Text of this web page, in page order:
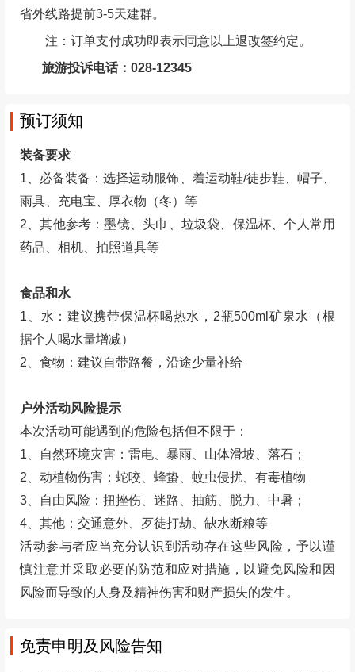
省外线路提前3-5天建群。
注：订单支付成功即表示同意以上退改签约定。
旅游投诉电话：028-12345
预订须知
装备要求
1、必备装备：选择运动服饰、着运动鞋/徒步鞋、帽子、
雨具、充电宝、厚衣物（冬）等
2、其他参考：墨镜、头巾、垃圾袋、保温杯、个人常用
药品、相机、拍照道具等
食品和水
1、水：建议携带保温杯喝热水，2瓶500ml矿泉水（根
据个人喝水量增减）
2、食物：建议自带路餐，沿途少量补给
户外活动风险提示
本次活动可能遇到的危险包括但不限于：
1、自然环境灾害：雷电、暴雨、山体滑坡、落石；
2、动植物伤害：蛇咬、蜂蛰、蚊虫侵扰、有毒植物
3、自由风险：扭挫伤、迷路、抽筋、脱力、中暑；
4、其他：交通意外、歹徒打劫、缺水断粮等
活动参与者应当充分认识到活动存在这些风险，予以谨
慎注意并采取必要的防范和应对措施，以避免风险和因
风险而导致的人身及精神伤害和财产损失的发生。
免责申明及风险告知